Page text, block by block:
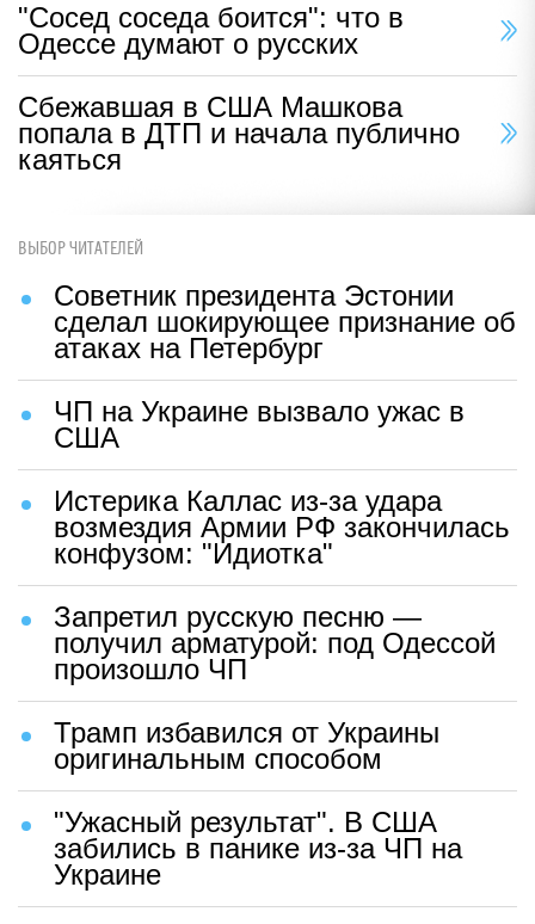
"Сосед соседа боится": что в
Одессе думают о русских
Сбежавшая в США Машкова
попала в ДТП и начала публично
каяться
ВЫБОР ЧИТАТЕЛЕЙ
Советник президента Эстонии
сделал шокирующее признание об
атаках на Петербург
ЧП на Украине вызвало ужас в
США
Истерика Каллас из-за удара
возмездия Армии РФ закончилась
конфузом: "Идиотка"
Запретил русскую песню —
получил арматурой: под Одессой
произошло ЧП
Трамп избавился от Украины
оригинальным способом
"Ужасный результат". В США
забились в панике из-за ЧП на
Украине